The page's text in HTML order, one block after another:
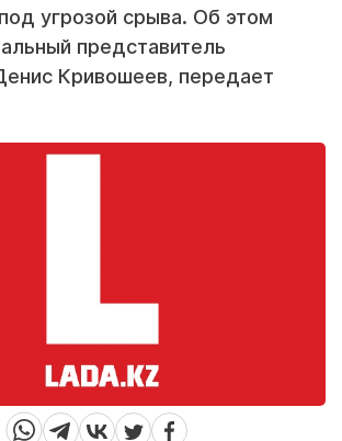
угрозой срыва. Об этом
представитель
Кривошеев, передает